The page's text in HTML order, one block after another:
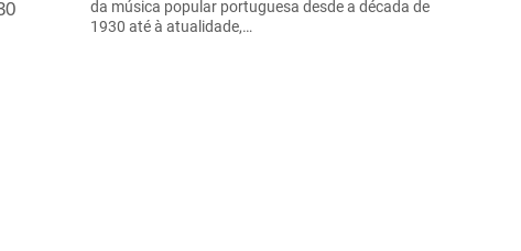
da música popular portuguesa desde a década de
1930 até à atualidade,…